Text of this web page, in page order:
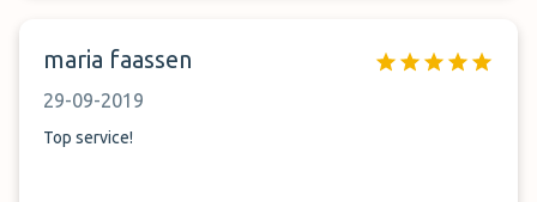
maria faassen
29-09-2019
Top service!